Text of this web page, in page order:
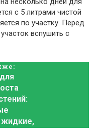
с 5 литрами чистой
по участку. Перед
вспушить с
жидкие,